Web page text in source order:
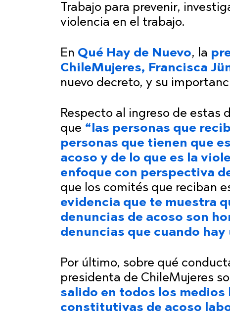
Trabajo para prevenir,
violencia en el trabajo.
En Qué Hay de Nuevo, la
ChileMujeres, Francisca
nuevo decreto, y su
Respecto al ingreso de estas
que “las personas que
personas que tienen que
acoso y de lo que es la
enfoque con perspectiva
que los comités que reciban
evidencia que te muestra
denuncias de acoso son
denuncias que cuando
Por último, sobre qué
presidenta de ChileMujeres
salido en todos los medios
constitutivas de acoso